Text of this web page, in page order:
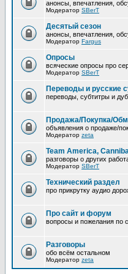
анонсы, впечатления,
Модератор SBerT
Десятый сезон
анонсы, впечатления,
Модератор Fargus
Опросы
всяческие опросы про
Модератор SBerT
Переводы и русские
переводы, субтитры и
Продажа/Покупка/
объявления о продаже/
Модератор zeta
Team America,
разговоры о других
Модератор SBerT
Технический раздел
про прикрутку аудио
Про сайт и форум
вопросы и пожелания по
Pазговоры
обо всём остальном
Модератор zeta